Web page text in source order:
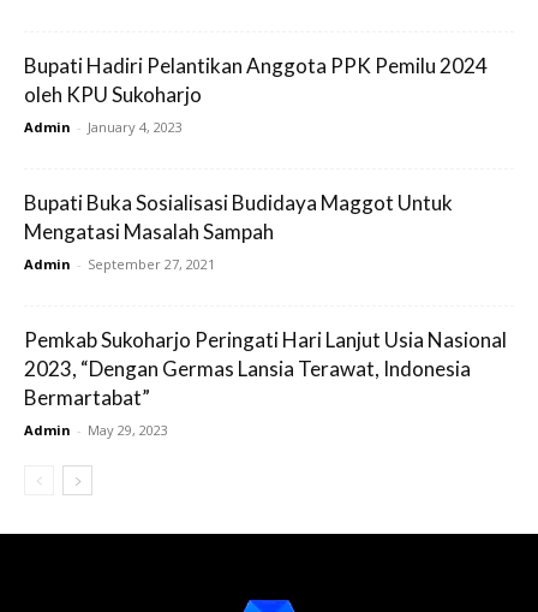
Bupati Hadiri Pelantikan Anggota PPK Pemilu 2024
oleh KPU Sukoharjo
Admin - January 4, 2023
Bupati Buka Sosialisasi Budidaya Maggot Untuk
Mengatasi Masalah Sampah
Admin - September 27, 2021
Pemkab Sukoharjo Peringati Hari Lanjut Usia Nasional
2023, “Dengan Germas Lansia Terawat, Indonesia
Bermartabat”
Admin - May 29, 2023